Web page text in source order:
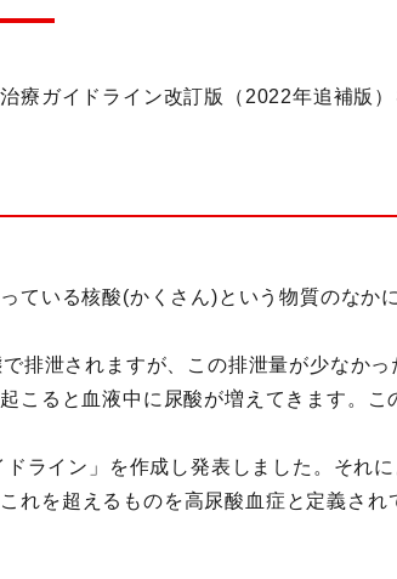
療ガイドライン改訂版（2022年追補版
ている核酸(かくさん)という物質のなか
排泄されますが、この排泄量が少なかっ
こると血液中に尿酸が増えてきます。こ
ライン」を作成し発表しました。それ
を超えるものを高尿酸血症と定義され